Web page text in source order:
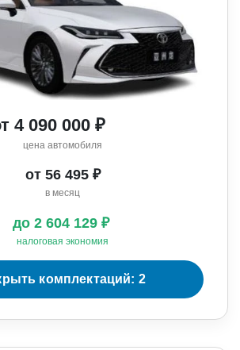
4 090 000 ₽
цена автомобиля
от 56 495 ₽
в месяц
до 2 604 129 ₽
налоговая экономия
комплектаций: 2